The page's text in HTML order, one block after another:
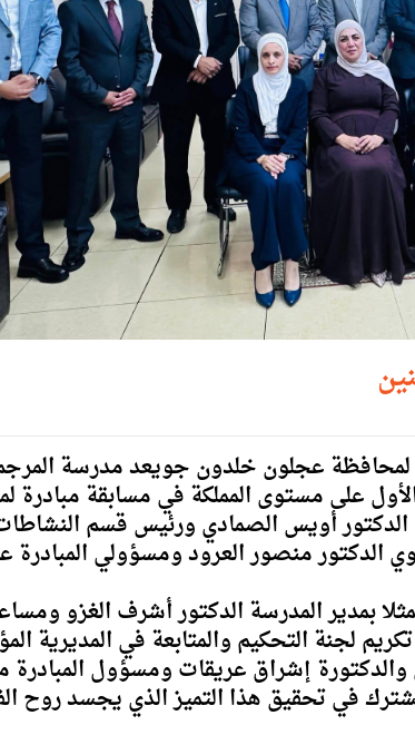
لمحافظة عجلون خلدون جويعد مدرسة
الأول على مستوى المملكة في مسابقة مبادرة
الدكتور أويس الصمادي ورئيس قسم
الدكتور منصور العرود ومسؤولي
بمدير المدرسة الدكتور أشرف الغزو
لجنة التحكيم والمتابعة في المديرية
إشراق عريقات ومسؤول المبادرة
في تحقيق هذا التميز الذي يجسد روح